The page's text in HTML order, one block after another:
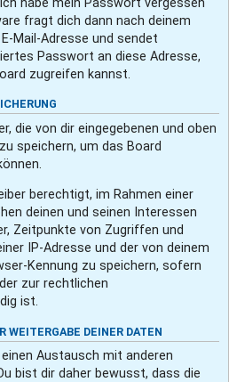
habe mein Passwort vergessen“
fragt dich dann nach deinem
Mail-Adresse und sendet
Passwort an diese Adresse,
zugreifen kannst.
die von dir eingegebenen und oben
speichern, um das Board
berechtigt, im Rahmen einer
deinen und seinen Interessen
Zeitpunkte von Zugriffen und
IP-Adresse und der von deinem
Kennung zu speichern, sofern
zur rechtlichen
ist.
WEITERGABE DEINER DATEN
Austausch mit anderen
bist dir daher bewusst, dass die